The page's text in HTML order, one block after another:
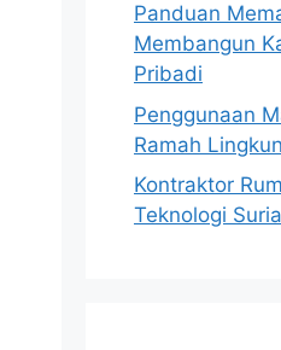
Panduan
Membangun
Pribadi
Penggunaan
Ramah
Kontraktor
Teknologi Suria